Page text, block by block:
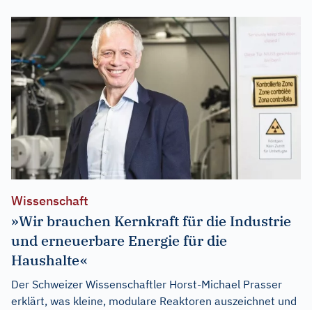
Wissenschaft
»Wir brauchen Kernkraft für die Industrie
und erneuerbare Energie für die
Haushalte«
Der Schweizer Wissenschaftler Horst-Michael Prasser
erklärt, was kleine, modulare Reaktoren auszeichnet und